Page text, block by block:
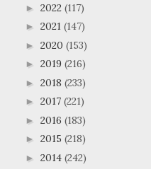
► 2022 (117)
► 2021 (147)
► 2020 (153)
► 2019 (216)
► 2018 (233)
► 2017 (221)
► 2016 (183)
► 2015 (218)
► 2014 (242)